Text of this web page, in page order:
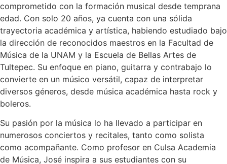
comprometido con la formación musical desde temprana
edad. Con solo 20 años, ya cuenta con una sólida
trayectoria académica y artística, habiendo estudiado bajo
la dirección de reconocidos maestros en la Facultad de
Música de la UNAM y la Escuela de Bellas Artes de
Tultepec. Su enfoque en piano, guitarra y contrabajo lo
convierte en un músico versátil, capaz de interpretar
diversos géneros, desde música académica hasta rock y
boleros.
Su pasión por la música lo ha llevado a participar en
numerosos conciertos y recitales, tanto como solista
como acompañante. Como profesor en Culsa Academia
de Música, José inspira a sus estudiantes con su